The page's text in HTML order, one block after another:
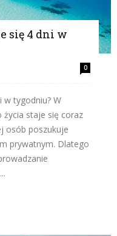
się 4 dni w
0
w tygodniu? W
życia staje się coraz
osób poszukuje
prywatnym. Dlatego